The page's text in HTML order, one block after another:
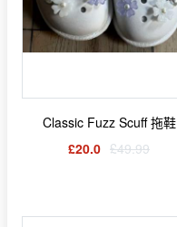
Classic Fuzz Scuff 拖鞋
£20.0 £49.99